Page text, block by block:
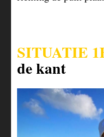
SITUATIE
de kant